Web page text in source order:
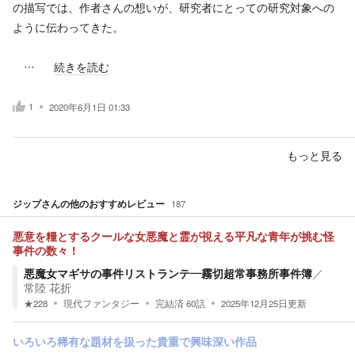
の描写では、作者さんの想いが、研究者にとっての研究対象への
ように伝わってきた。
… 続きを読む
1 2020年6月1日 01:33
もっと見る
ジップさんの他のおすすめレビュー 187
悪意を糧とするクールな女悪魔と霊が視える平凡な青年が挑む怪
事件の数々！
悪魔女マギサの事件リストランテ―霧切超常事務所事件簿／
常陸 花折
★228 現代ファンタジー 完結済60話 2025年12月25日更新
いろいろ稀有な題材を扱った貴重で興味深い作品